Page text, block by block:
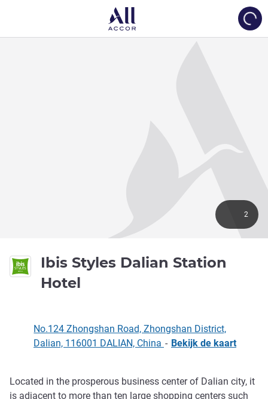
Ibis Styles Dalian Station
Hotel
2
No.124 Zhongshan Road, Zhongshan District,
Dalian, 116001 DALIAN, China - Bekijk de kaart
Located in the prosperous business center of Dalian city, it
is adjacent to more than ten large shopping centers such